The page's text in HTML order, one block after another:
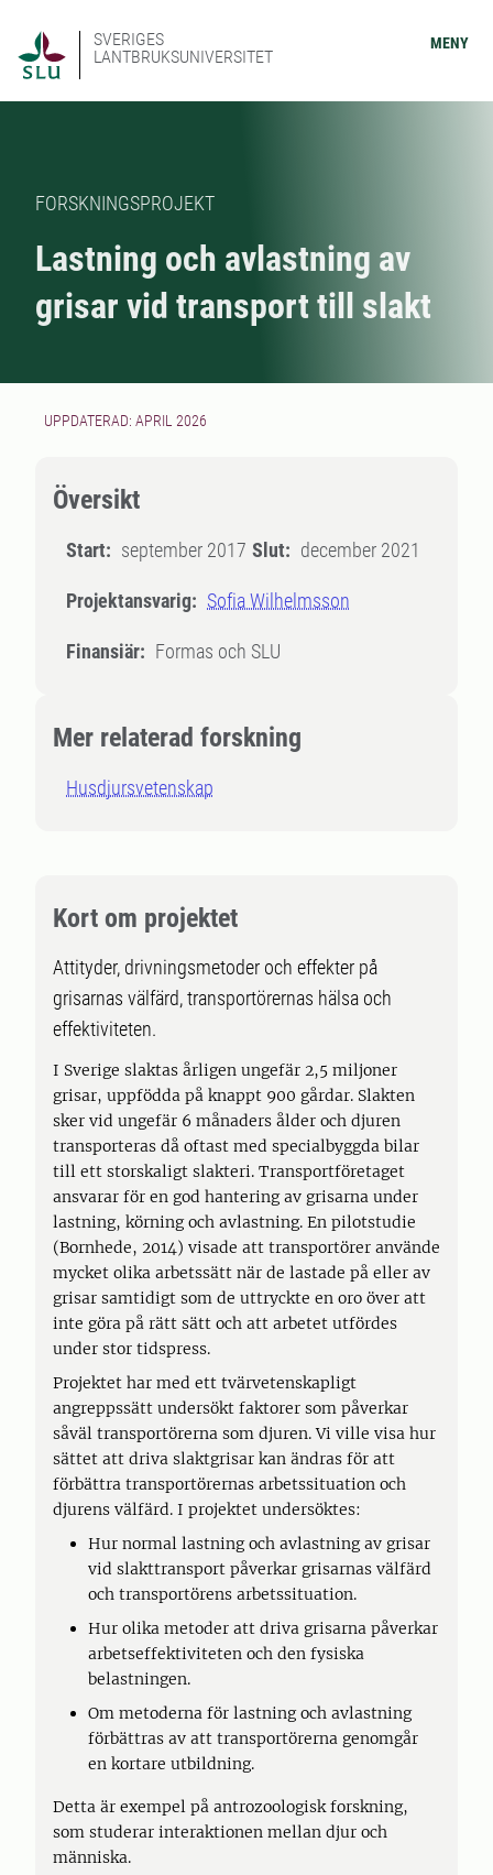
SVERIGES
LANTBRUKSUNIVERSITET
MENY
FORSKNINGSPROJEKT
Lastning och avlastning av
grisar vid transport till slakt
UPPDATERAD: APRIL 2026
Översikt
Start: september 2017 Slut: december 2021
Projektansvarig: Sofia Wilhelmsson
Finansiär: Formas och SLU
Mer relaterad forskning
Husdjursvetenskap
Kort om projektet
Attityder, drivningsmetoder och effekter på
grisarnas välfärd, transportörernas hälsa och
effektiviteten.
I Sverige slaktas årligen ungefär 2,5 miljoner
grisar, uppfödda på knappt 900 gårdar. Slakten
sker vid ungefär 6 månaders ålder och djuren
transporteras då oftast med specialbyggda bilar
till ett storskaligt slakteri. Transportföretaget
ansvarar för en god hantering av grisarna under
lastning, körning och avlastning. En pilotstudie
(Bornhede, 2014) visade att transportörer använde
mycket olika arbetssätt när de lastade på eller av
grisar samtidigt som de uttryckte en oro över att
inte göra på rätt sätt och att arbetet utfördes
under stor tidspress.
Projektet har med ett tvärvetenskapligt
angreppssätt undersökt faktorer som påverkar
såväl transportörerna som djuren. Vi ville visa hur
sättet att driva slaktgrisar kan ändras för att
förbättra transportörernas arbetssituation och
djurens välfärd. I projektet undersöktes:
Hur normal lastning och avlastning av grisar
vid slakttransport påverkar grisarnas välfärd
och transportörens arbetssituation.
Hur olika metoder att driva grisarna påverkar
arbetseffektiviteten och den fysiska
belastningen.
Om metoderna för lastning och avlastning
förbättras av att transportörerna genomgår
en kortare utbildning.
Detta är exempel på antrozoologisk forskning,
som studerar interaktionen mellan djur och
människa.